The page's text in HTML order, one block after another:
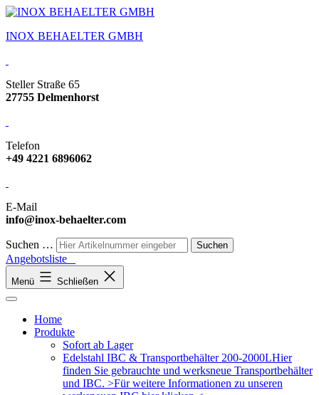
INOX BEHAELTER GMBH
Steller Straße 65
27755 Delmenhorst
Telefon
+49 4221 6896062
E-Mail
info@inox-behaelter.com
Suchen …
Angebotsliste
Menü Schließen
Home
Produkte
Sofort ab Lager
Edelstahl IBC & Transportbehälter 200-2000LHier
finden Sie gebrauchte und werksneue Transportbehälter
und IBC. >Für weitere Informationen zu unseren